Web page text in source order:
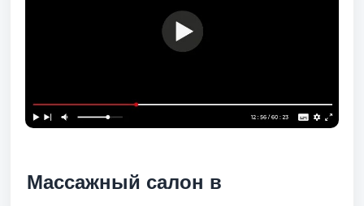
Массажный салон в